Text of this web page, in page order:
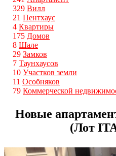
329 Вилл
21 Пентхаус
4 Квартиры
175 Домов
8 Шале
29 Замков
7 Таунхаусов
10 Участков земли
11 Особняков
79 Коммерческой
Новые
(Лот